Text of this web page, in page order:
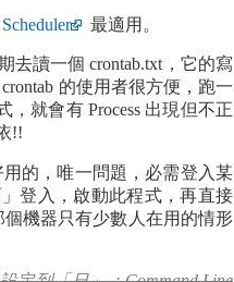
最適用。
去讀一個 crontab.txt，它的寫
的使用者很方便，跑一
就會有 Process 出現但不正
!!
的，唯一問題，必需登入某
登入，啟動此程式，再直接
機器只有少數人在用的情形